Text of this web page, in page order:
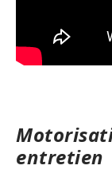
entretien